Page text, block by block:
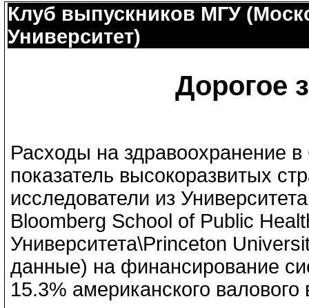
Клуб выпускников МГУ
Университет)
Дорогое
Расходы на здравоохранение
показатель высокоразвитых
исследователи из
Bloomberg School of Public
Университета\Princeton
данные) на финансирование
15.3% американского